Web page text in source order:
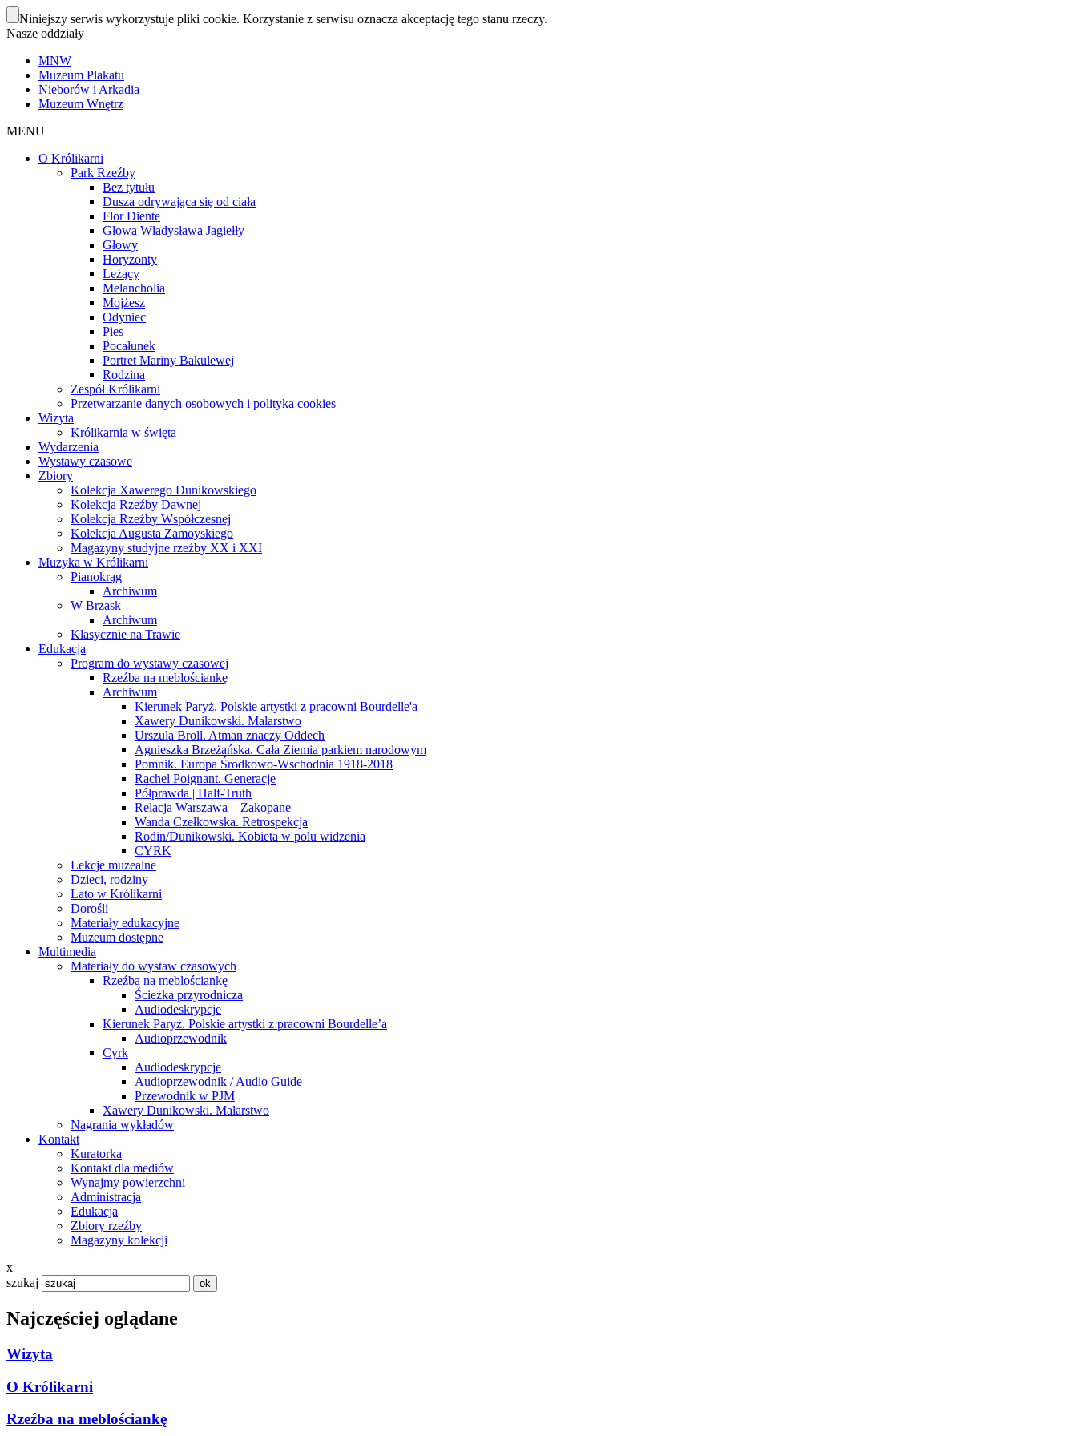
Niniejszy serwis wykorzystuje pliki cookie. Korzystanie z serwisu oznacza akceptację tego stanu rzeczy.
Nasze oddziały
MNW
Muzeum Plakatu
Nieborów i Arkadia
Muzeum Wnętrz
MENU
O Królikarni
Park Rzeźby
Bez tytułu
Dusza odrywająca się od ciała
Flor Diente
Głowa Władysława Jagiełły
Głowy
Horyzonty
Leżący
Melancholia
Mojżesz
Odyniec
Pies
Pocałunek
Portret Mariny Bakulewej
Rodzina
Zespół Królikarni
Przetwarzanie danych osobowych i polityka cookies
Wizyta
Królikarnia w święta
Wydarzenia
Wystawy czasowe
Zbiory
Kolekcja Xawerego Dunikowskiego
Kolekcja Rzeźby Dawnej
Kolekcja Rzeźby Współczesnej
Kolekcja Augusta Zamoyskiego
Magazyny studyjne rzeźby XX i XXI
Muzyka w Królikarni
Pianokrąg
Archiwum
W Brzask
Archiwum
Klasycznie na Trawie
Edukacja
Program do wystawy czasowej
Rzeźba na meblościankę
Archiwum
Kierunek Paryż. Polskie artystki z pracowni Bourdelle'a
Xawery Dunikowski. Malarstwo
Urszula Broll. Atman znaczy Oddech
Agnieszka Brzeżańska. Cała Ziemia parkiem narodowym
Pomnik. Europa Środkowo-Wschodnia 1918-2018
Rachel Poignant. Generacje
Półprawda | Half-Truth
Relacja Warszawa – Zakopane
Wanda Czełkowska. Retrospekcja
Rodin/Dunikowski. Kobieta w polu widzenia
CYRK
Lekcje muzealne
Dzieci, rodziny
Lato w Królikarni
Dorośli
Materiały edukacyjne
Muzeum dostępne
Multimedia
Materiały do wystaw czasowych
Rzeźba na meblościankę
Ścieżka przyrodnicza
Audiodeskrypcje
Kierunek Paryż. Polskie artystki z pracowni Bourdelle’a
Audioprzewodnik
Cyrk
Audiodeskrypcje
Audioprzewodnik / Audio Guide
Przewodnik w PJM
Xawery Dunikowski. Malarstwo
Nagrania wykładów
Kontakt
Kuratorka
Kontakt dla mediów
Wynajmy powierzchni
Administracja
Edukacja
Zbiory rzeźby
Magazyny kolekcji
x
szukaj
Najczęściej oglądane
Wizyta
O Królikarni
Rzeźba na meblościankę